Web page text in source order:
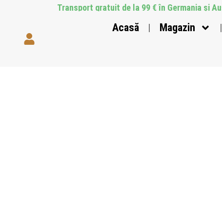
Transport gratuit de la 99 € în Germania și
Acasă Magazin